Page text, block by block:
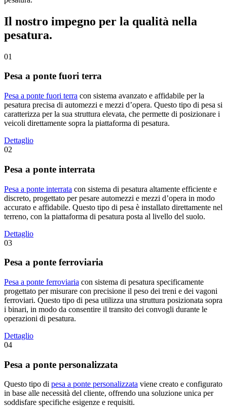
Il nostro impegno per la qualità nella
pesatura.
01
Pesa a ponte fuori terra
Pesa a ponte fuori terra con sistema avanzato e affidabile per la
pesatura precisa di automezzi e mezzi d’opera. Questo tipo di pesa si
caratterizza per la sua struttura elevata, che permette di posizionare i
veicoli direttamente sopra la piattaforma di pesatura.
Dettaglio
02
Pesa a ponte interrata
Pesa a ponte interrata con sistema di pesatura altamente efficiente e
discreto, progettato per pesare automezzi e mezzi d’opera in modo
accurato e affidabile. Questo tipo di pesa è installato direttamente nel
terreno, con la piattaforma di pesatura posta al livello del suolo.
Dettaglio
03
Pesa a ponte ferroviaria
Pesa a ponte ferroviaria con sistema di pesatura specificamente
progettato per misurare con precisione il peso dei treni e dei vagoni
ferroviari. Questo tipo di pesa utilizza una struttura posizionata sopra
i binari, in modo da consentire il transito dei convogli durante le
operazioni di pesatura.
Dettaglio
04
Pesa a ponte personalizzata
Questo tipo di pesa a ponte personalizzata viene creato e configurato
in base alle necessità del cliente, offrendo una soluzione unica per
soddisfare specifiche esigenze e requisiti.